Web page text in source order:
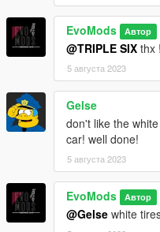
--
DON'T EDIT DON'T EDIT
EvoMods Автор
@TRIPLE SIX thx !
5 августа 2023
Gelse
don't like the
car! well done!
5 августа 2023
EvoMods Автор
@Gelse white